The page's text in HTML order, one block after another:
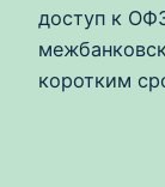
доступ к
коротким